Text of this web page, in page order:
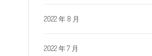
2022 年 8 月
2022 年 7 月